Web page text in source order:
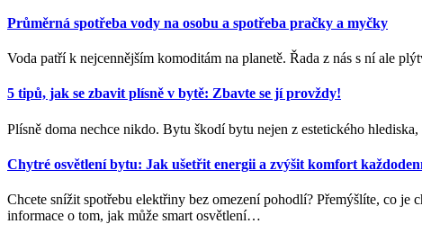
Průměrná spotřeba vody na osobu a spotřeba pračky a myčky
Voda patří k nejcennějším komoditám na planetě. Řada z nás s ní ale
5 tipů, jak se zbavit plísně v bytě: Zbavte se jí provždy!
Plísně doma nechce nikdo. Bytu škodí bytu nejen z estetického
Chytré osvětlení bytu: Jak ušetřit energii a zvýšit komfort
Chcete snížit spotřebu elektřiny bez omezení pohodlí? Přemýšlíte, co
informace o tom, jak může smart osvětlení…